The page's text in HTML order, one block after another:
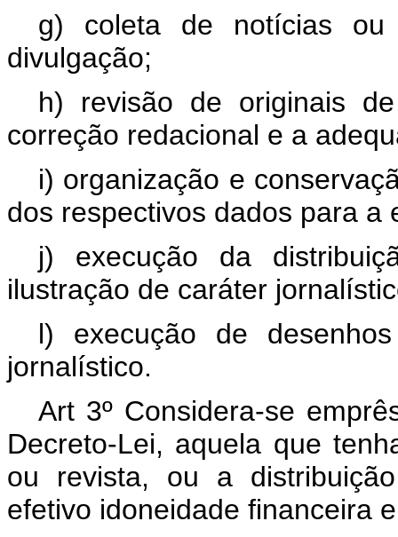
g) coleta de notícias ou
divulgação;
h) revisão de originais
correção redacional e a
i) organização e
dos respectivos dados para a
j) execução da
ilustração de caráter
l) execução de
jornalístico.
Art 3º Considera-se
Decreto-Lei, aquela que
ou revista, ou a
efetivo idoneidade financeira